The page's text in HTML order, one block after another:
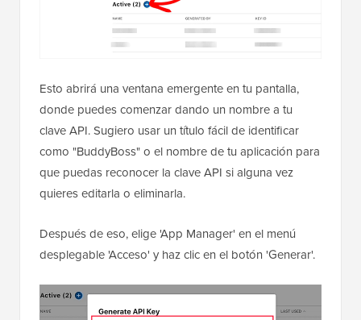
Esto abrirá una ventana emergente en tu pantalla,
donde puedes comenzar dando un nombre a tu
clave API. Sugiero usar un título fácil de identificar
como "BuddyBoss" o el nombre de tu aplicación para
que puedas reconocer la clave API si alguna vez
quieres editarla o eliminarla.
Después de eso, elige 'App Manager' en el menú
desplegable 'Acceso' y haz clic en el botón 'Generar'.